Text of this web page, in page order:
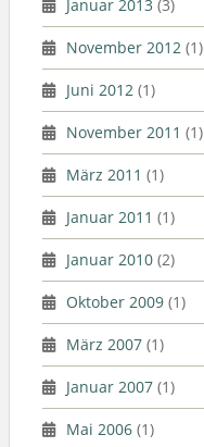
Januar 2013 (3)
November 2012 (1)
Juni 2012 (1)
November 2011 (1)
März 2011 (1)
Januar 2011 (1)
Januar 2010 (2)
Oktober 2009 (1)
März 2007 (1)
Januar 2007 (1)
Mai 2006 (1)